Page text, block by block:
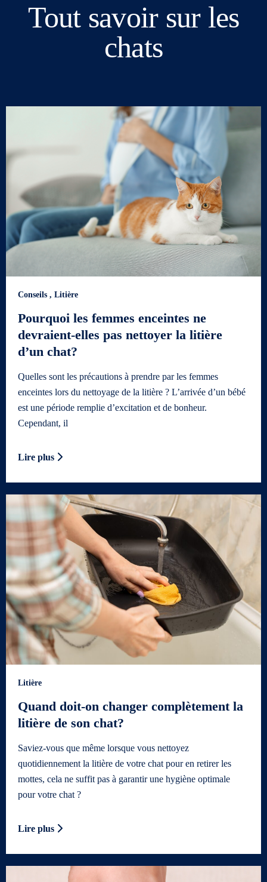
Tout savoir sur les
chats
Conseils , Litière
Pourquoi les femmes enceintes ne
devraient-elles pas nettoyer la litière
d’un chat?
Quelles sont les précautions à prendre par les femmes
enceintes lors du nettoyage de la litière ? L’arrivée d’un bébé
est une période remplie d’excitation et de bonheur.
Cependant, il
Lire plus
Litière
Quand doit-on changer complètement la
litière de son chat?
Saviez-vous que même lorsque vous nettoyez
quotidiennement la litière de votre chat pour en retirer les
mottes, cela ne suffit pas à garantir une hygiène optimale
pour votre chat ?
Lire plus